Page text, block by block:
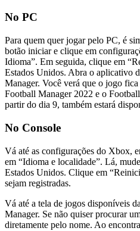
No PC
Para quem quer jogar pelo PC, é
botão iniciar e clique em
Idioma”. Em seguida, clique em
Estados Unidos. Abra o aplicativo
Manager. Você verá que o jogo
Football Manager 2022 e o
partir do dia 9, também estará
No Console
Vá até as configurações do Xbox,
em “Idioma e localidade”. Lá,
Estados Unidos. Clique em
sejam registradas.
Vá até a tela de jogos disponíveis
Manager. Se não quiser procurar
diretamente pelo nome. Ao